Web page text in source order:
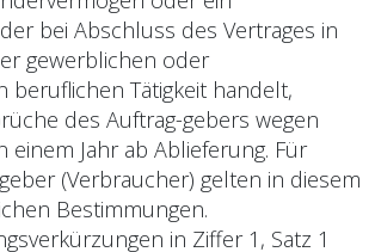
bei Abschluss des Vertrages in
gewerblichen oder
beruflichen Tätigkeit handelt,
des Auftrag-gebers wegen
einem Jahr ab Ablieferung. Für
(Verbraucher) gelten in diesem
Bestimmungen.
in Ziffer 1, Satz 1